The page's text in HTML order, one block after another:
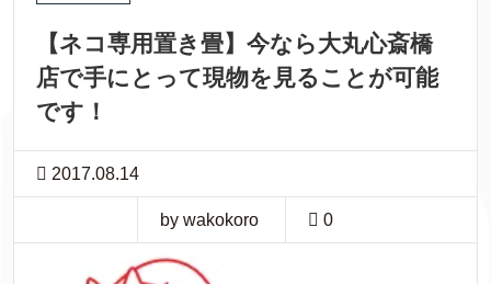
【ネコ専用置き畳】今なら大丸心斎橋
店で手にとって現物を見ることが可能
です！
2017.08.14
by wakokoro 0